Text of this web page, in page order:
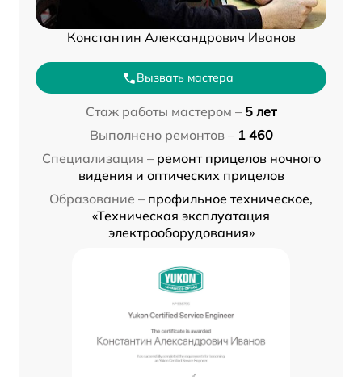
Константин Александрович Иванов
Вызвать мастера
Стаж работы мастером – 5 лет
Выполнено ремонтов – 1 460
Специализация – ремонт прицелов ночного
видения и оптических прицелов
Образование – профильное техническое,
«Техническая эксплуатация
электрооборудования»